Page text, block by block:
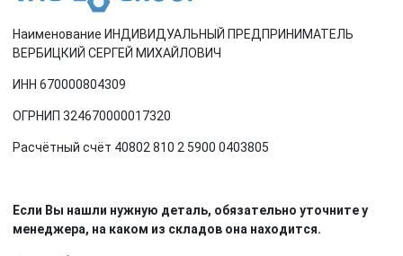
Наименование ИНДИВИДУАЛЬНЫЙ ПРЕДПРИНИМАТЕЛЬ
ВЕРБИЦКИЙ СЕРГЕЙ МИХАЙЛОВИЧ
ИНН 670000804309
ОГРНИП 324670000017320
Расчётный счёт 40802 810 2 5900 0403805
Если Вы нашли нужную деталь, обязательно уточните у
менеджера, на каком из складов она находится.